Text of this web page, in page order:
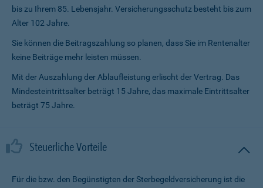
bis zu Ihrem 85. Lebensjahr. Versicherungsschutz besteht bis zum
Alter 102 Jahre.
Sie können die Beitragszahlung so planen, dass Sie im Renten­alter
keine Beiträge mehr leisten müssen.
Mit der Auszahlung der Ablaufleistung erlischt der Vertrag. Das
Mindesteintrittsalter beträgt 15 Jahre, das maximale Eintrittsalter
beträgt 75 Jahre.
Steuerliche Vorteile
Für die bzw. den Begünstigten der Sterbegeldversicherung ist die